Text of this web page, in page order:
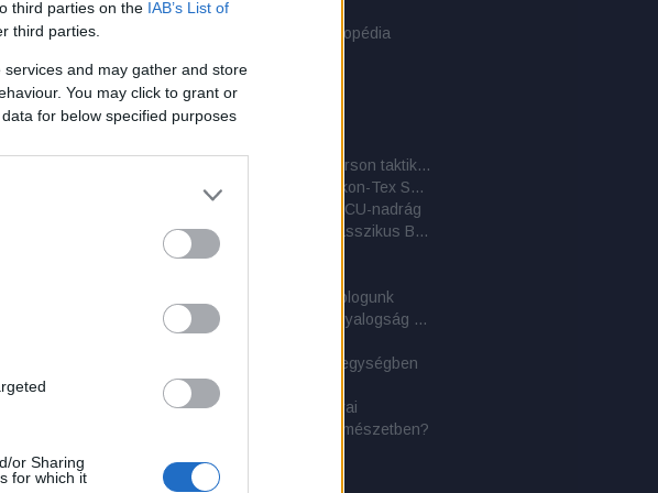
third parties on the IAB’s List of
third parties.
and may gather and store
You may click to grant or
for below specified purposes
or Sharing
for which it
nem
az
akár
egy
Highlander Bergen hátizsák
Alexander Stilwell: Túlélési enciklopédia
Amerikai sivatagi bakancs
Amerikai dzsungelbakancs
Bear Grylls: Tűzön-vízen át!
A BDU-nadrág és társai 4. – Emerson taktikai nadrág
A BDU-nadrág és társai 3. – Helikon-Tex SFU nadrág
A BDU-nadrág és társai 2. – Az ACU-nadrág
A BDU-nadrág és társai 1. – A klasszikus BDU-változat
Pantac taktikai zsák
Szolgálati közlemény - 2 éves a blogunk
Túlélőkönyv a Királyi Tengerészgyalogság közreműködésével
Barangolások az Erdélyi-szigethegységben
Bear Grylls: A vadon törvényei
Mindennapi kultúránk hagyományai
Kós Károly: Mihez kezdjünk a természetben?
Túlélő szómagyarázat